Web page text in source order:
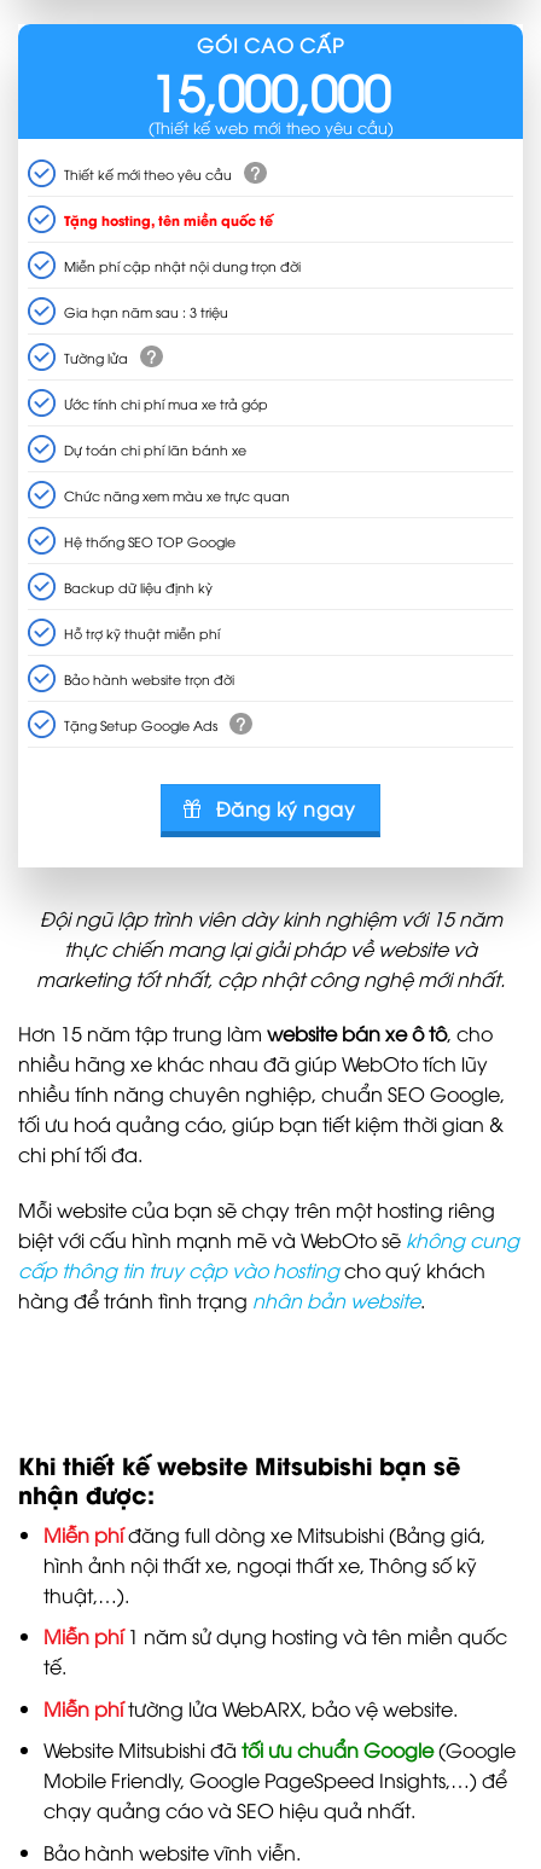
GÓI CAO CẤP
15,000,000
(Thiết kế web mới theo yêu cầu)
Thiết kế mới theo yêu cầu ?
Tặng hosting, tên miền quốc tế
Miễn phí cập nhật nội dung trọn đời
Gia hạn năm sau : 3 triệu
Tường lửa ?
Ước tính chi phí mua xe trả góp
Dự toán chi phí lăn bánh xe
Chức năng xem màu xe trực quan
Hệ thống SEO TOP Google
Backup dữ liệu định kỳ
Hỗ trợ kỹ thuật miễn phí
Bảo hành website trọn đời
Tặng Setup Google Ads ?
Đăng ký ngay
Đội ngũ lập trình viên dày kinh nghiệm với 15 năm
thực chiến mang lại giải pháp về website và
marketing tốt nhất, cập nhật công nghệ mới nhất.
Hơn 15 năm tập trung làm website bán xe ô tô, cho
nhiều hãng xe khác nhau đã giúp WebOto tích lũy
nhiều tính năng chuyên nghiệp, chuẩn SEO Google,
tối ưu hoá quảng cáo, giúp bạn tiết kiệm thời gian &
chi phí tối đa.
Mỗi website của bạn sẽ chạy trên một hosting riêng
biệt với cấu hình mạnh mẽ và WebOto sẽ không cung
cấp thông tin truy cập vào hostingcho quý khách
hàng để tránh tình trạng nhân bản website.
Khi thiết kế website Mitsubishi bạn sẽ
nhận được:
Miễn phíđăng full dòng xe Mitsubishi (Bảng giá,
hình ảnh nội thất xe, ngoại thất xe, Thông số kỹ
thuật,…).
Miễn phí1 năm sử dụng hosting và tên miền quốc
tế.
Miễn phítường lửa WebARX, bảo vệ website.
Website Mitsubishi đã tối ưu chuẩn Google(Google
Mobile Friendly, Google PageSpeed Insights,…) để
chạy quảng cáo và SEO hiệu quả nhất.
Bảo hành website vĩnh viễn.